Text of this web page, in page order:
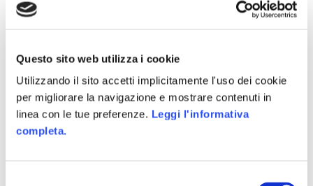
Questo sito web utilizza i cookie
Utilizzando il sito accetti implicitamente l'uso dei cookie
per migliorare la navigazione e mostrare contenuti in
linea con le tue preferenze. Leggi l'informativa
completa.
pellentesque urna ornare. In sed viverra
volutpat sem, vel molestie ligula enim
varius est. Pellentesque sodales ipsum nisi.
Suspendisse ultrices nulla eu volutpat